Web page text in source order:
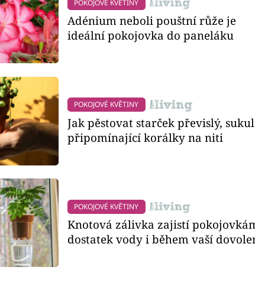
POKOJOVÉ KVĚTINY
Adénium neboli pouštní růže je
ideální pokojovka do paneláku
POKOJOVÉ KVĚTINY
Jak pěstovat starček převislý,
připomínající korálky na niti
POKOJOVÉ KVĚTINY
Knotová zálivka zajistí
dostatek vody i během vaší